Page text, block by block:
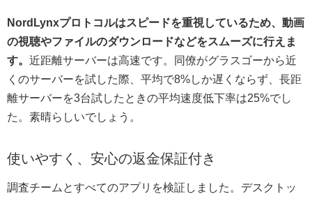
NordLynxプロトコルはスピードを重視しているため、動画
の視聴やファイルのダウンロードなどをスムーズに行えま
す。 近距離サーバーは高速です。同僚がグラスゴーから近
くのサーバーを試した際、平均で8%しか遅くならず、長距
離サーバーを3台試したときの平均速度低下率は25%でし
た。素晴らしいでしょう。
使いやすく、安心の返金保証付き
調査チームとすべてのアプリを検証しました。デスクトッ